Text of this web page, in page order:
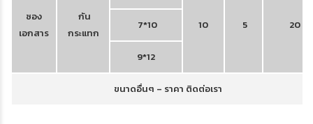
ซอง
เอกสาร
กัน
กระแทก
10 5 20
7*10
9*12
ขนาดอื่นๆ – ราคา ติดต่อเรา